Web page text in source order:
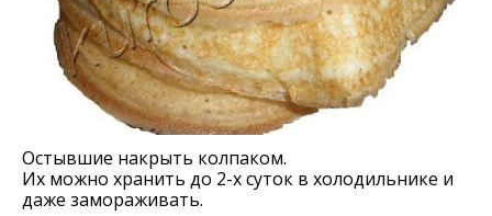
Остывшие накрыть колпаком.
Их можно хранить до 2-х суток в холодильнике и
даже замораживать.